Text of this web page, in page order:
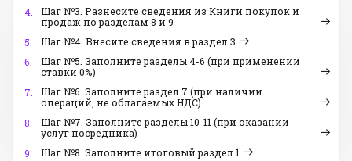
4.
Шаг №3. Разнесите сведения из Книги покупок и
продаж по разделам 8 и 9
5.
Шаг №4. Внесите сведения в раздел 3
6.
Шаг №5. Заполните разделы 4-6 (при применении
ставки 0%)
7.
Шаг №6. Заполните раздел 7 (при наличии
операций, не облагаемых НДС)
8.
Шаг №7. Заполните разделы 10-11 (при оказании
услуг посредника)
9.
Шаг №8. Заполните итоговый раздел 1